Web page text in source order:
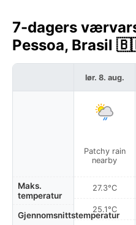
7-dagers
Pessoa, Brasil
Maks.
temperatur
Gjennomsnittstemperatur
lør. 8. aug.
Patchy rain
nearby
27.3°C
25.1°C